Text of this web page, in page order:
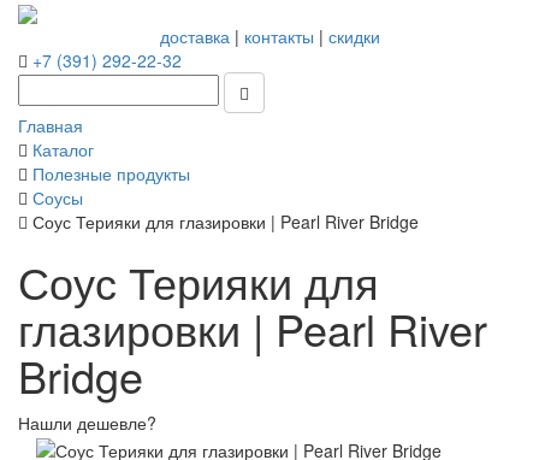
доставка| контакты | скидки
+7 (391) 292-22-32
Главная
Каталог
Полезные продукты
Соусы
Соус Терияки для глазировки | Pearl River Bridge
Соус Терияки для
глазировки | Pearl River
Bridge
Нашли дешевле?